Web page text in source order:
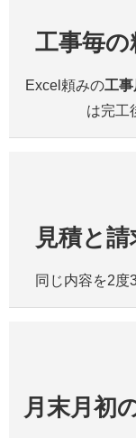
工事毎
Excel頼みの工事
は完工
見積と
同じ内容を2度
月末月初